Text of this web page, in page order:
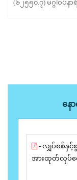
(၆၂၅၅၀.၇) မဂ္ဂါဝပ်န
နေ
- လျှပ်စစ်နှင့်
အားထုတ်လုပ်ရေ